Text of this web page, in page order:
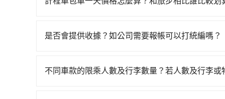
車門仍未被修理，每一次租車都好像在開樂透一
有段距離，在遇到下雨天或者載行李時，就顯得非
從新北市到威尼斯溫泉露營地的最佳選擇。
區，價格可能有所不同。另外，計程車包車價格
是否會提供收據？如公司需要報帳可以打統編嗎？
付款前可以輸入公司的抬頭與統編，可向國稅局
不同車款的限乘人數及行李數量？若人數及行李或